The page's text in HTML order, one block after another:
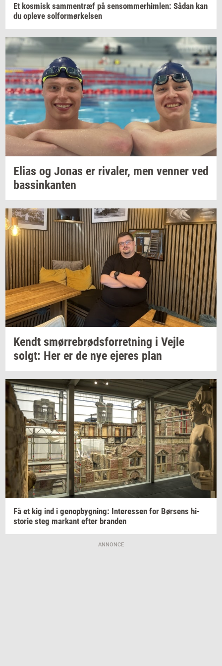
Et kos­misk sam­men­træf på sen­som­mer­him­len: Sådan kan
du op­le­ve sol­for­mør­kel­sen
Elias og Jonas er ri­va­ler, men ven­ner ved
bas­sinkan­ten
Kendt smør­re­brød­s­for­ret­ning i Vejle
solgt: Her er de nye eje­res plan
Få et kig ind i genop­byg­ning: In­ter­es­sen for Bør­sens hi­
sto­rie steg mar­kant efter bran­den
ANNONCE